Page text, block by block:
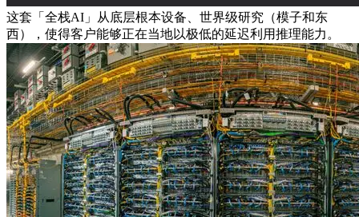
这套「全栈AI」从底层根本设备、世界级研究（模子和东
西），使得客户能够正在当地以极低的延迟利用推理能力。